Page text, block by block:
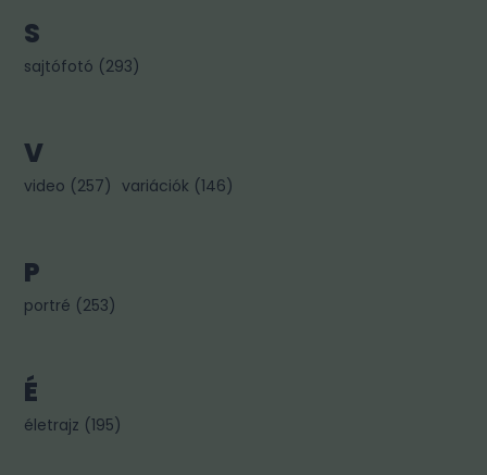
S
sajtófotó (293)
V
video (257) variációk (146)
P
portré (253)
É
életrajz (195)